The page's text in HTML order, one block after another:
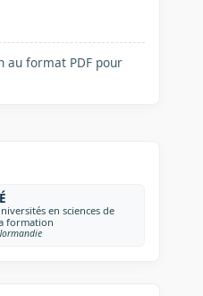
au format PDF pour
en sciences de
formation